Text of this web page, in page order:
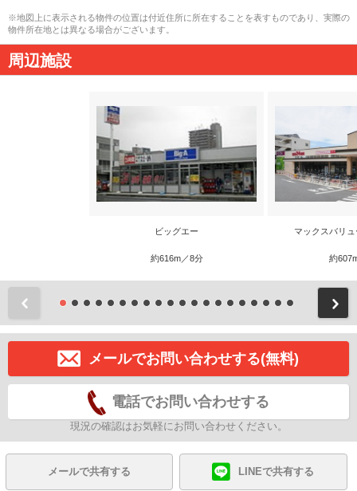
※地図上に表示される物件の位置は付近住所に所在することを表すものであり、実際の
物件所在地とは異なる場合がございます。
周辺施設
ビッグエー
約616m／8分
マックスバリ
約
メールでお問い合わせする(無料)
電話でお問い合わせする
現況の確認はお気軽にお問い合わせください。
メールで共有する LINEで共有する